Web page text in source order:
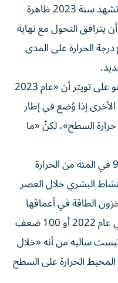
السطحية، علماً بأن من المتوقع أن تشهد سنة 2023 ظاهرة
يترافق التحول مع نهاية
درجة الحرارة على المدى
وكتب عالم المناخ الأمريكي ديفيد هو على تويتر أن «عام 2023
الأخرى إذا وُضع في إطار
حرارة السطح»، لكنّ «ما
ونظراً إلى أن المحيطات امتصت 90 في المئة من الحرارة
البشري خلال العصر
الطاقة في أعماقها
هائلاً، ويقدّرونه بنحو 10 زيتاجول في عام 2022 أو 100 ضعف
ساليه من أنه «خلال
الحرارة على السطح